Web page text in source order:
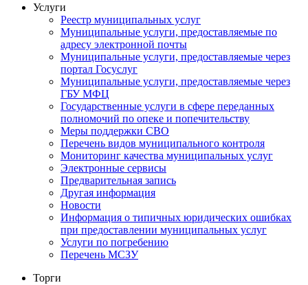
Услуги
Реестр муниципальных услуг
Муниципальные услуги, предоставляемые по
адресу электронной почты
Муниципальные услуги, предоставляемые через
портал Госуслуг
Муниципальные услуги, предоставляемые через
ГБУ МФЦ
Государственные услуги в сфере переданных
полномочий по опеке и попечительству
Меры поддержки СВО
Перечень видов муниципального контроля
Мониторинг качества муниципальных услуг
Электронные сервисы
Предварительная запись
Другая информация
Новости
Информация о типичных юридических ошибках
при предоставлении муниципальных услуг
Услуги по погребению
Перечень МСЗУ
Торги